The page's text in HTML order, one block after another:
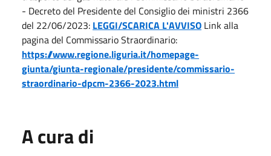
- Decreto del Presidente del Consiglio dei ministri 2366
del 22/06/2023: LEGGI/SCARICA L'AVVISO Link alla
pagina del Commissario Straordinario:
https://www.regione.liguria.it/homepage-
giunta/giunta-regionale/presidente/commissario-
straordinario-dpcm-2366-2023.html
A cura di